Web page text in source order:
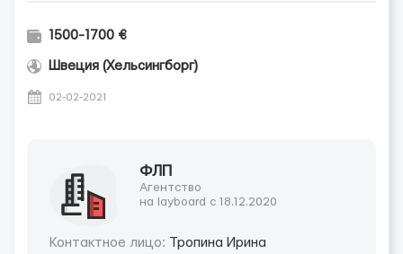
1500-1700 €
Швеция (Хельсингборг)
02-02-2021
ФЛП
Агентство
на layboard с 18.12.2020
Контактное лицо: Тропина Ирина